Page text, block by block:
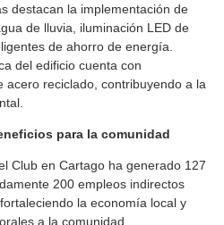
destacan la implementación de
de lluvia, iluminación LED de
de ahorro de energía.
del edificio cuenta con
acero reciclado, contribuyendo a la
para la comunidad
Club en Cartago ha generado 127
200 empleos indirectos
la economía local y
a la comunidad.